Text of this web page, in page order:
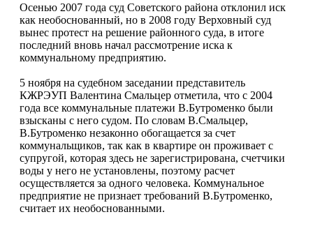
Осенью 2007 года суд Советского района отклонил иск
как необоснованный, но в 2008 году Верховный суд
вынес протест на решение районного суда, в итоге
последний вновь начал рассмотрение иска к
коммунальному предприятию.
5 ноября на судебном заседании представитель
КЖРЭУП Валентина Смальцер отметила, что с 2004
года все коммунальные платежи В.Бутроменко были
взысканы с него судом. По словам В.Смальцер,
В.Бутроменко незаконно обогащается за счет
коммунальщиков, так как в квартире он проживает с
супругой, которая здесь не зарегистрирована, счетчики
воды у него не установлены, поэтому расчет
осуществляется за одного человека. Коммунальное
предприятие не признает требований В.Бутроменко,
считает их необоснованными.